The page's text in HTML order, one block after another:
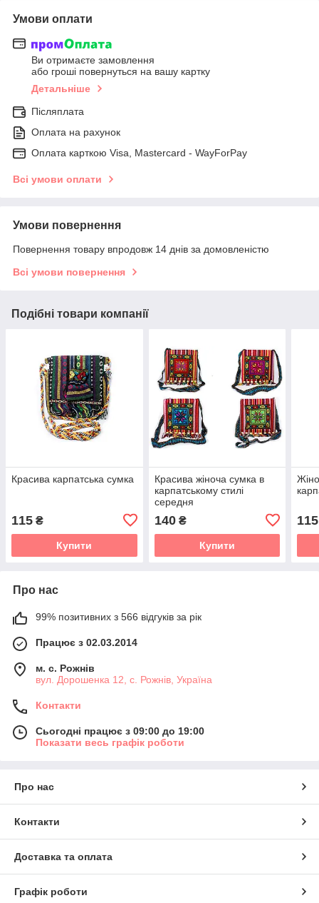
Умови оплати
Ви отримаєте замовлення
або гроші повернуться на вашу картку
Детальніше
Післяплата
Оплата на рахунок
Оплата карткою Visa, Mastercard - WayForPay
Всі умови оплати
Умови повернення
Повернення товару впродовж 14 днів за домовленістю
Всі умови повернення
Подібні товари компанії
Красива карпатська сумка
115 ₴
Купити
Красива жіноча сумка в
карпатському стилі
середня
140₴
Купити
115
Про нас
99% позитивних з 566 відгуків за рік
Працює з 02.03.2014
м. с. Рожнів
вул. Дорошенка 12, с. Рожнів, Україна
Контакти
Сьогодні працює з 09:00 до 19:00
Показати весь графік роботи
Про нас
Контакти
Доставка та оплата
Графік роботи